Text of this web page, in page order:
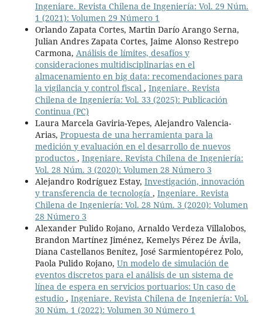
Ingeniare. Revista Chilena de Ingeniería: Vol. 29 Núm.
1 (2021): Volumen 29 Número 1
Orlando Zapata Cortes, Martin Darío Arango Serna,
Julian Andres Zapata Cortes, Jaime Alonso Restrepo
Carmona, Análisis de límites, desafíos y
consideraciones multidisciplinarias en el
almacenamiento en big data: recomendaciones para
la vigilancia y control fiscal , Ingeniare. Revista
Chilena de Ingeniería: Vol. 33 (2025): Publicación
Continua (PC)
Laura Marcela Gaviria-Yepes, Alejandro Valencia-
Arias, Propuesta de una herramienta para la
medición y evaluación en el desarrollo de nuevos
productos , Ingeniare. Revista Chilena de Ingeniería:
Vol. 28 Núm. 3 (2020): Volumen 28 Número 3
Alejandro Rodríguez Estay, Investigación, innovación
y transferencia de tecnología , Ingeniare. Revista
Chilena de Ingeniería: Vol. 28 Núm. 3 (2020): Volumen
28 Número 3
Alexander Pulido Rojano, Arnaldo Verdeza Villalobos,
Brandon Martínez Jiménez, Kemelys Pérez De Ávila,
Diana Castellanos Benítez, José Sarmientopérez Polo,
Paola Pulido Rojano, Un modelo de simulación de
eventos discretos para el análisis de un sistema de
línea de espera en servicios portuarios: Un caso de
estudio , Ingeniare. Revista Chilena de Ingeniería: Vol.
30 Núm. 1 (2022): Volumen 30 Número 1